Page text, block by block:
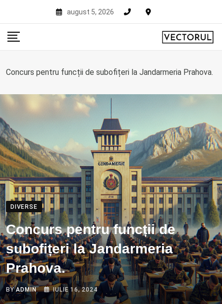
content
august 5, 2026
Concurs pentru funcții de subofițeri la Jandarmeria Prahova.
DIVERSE
Concurs pentru funcții de
subofițeri la Jandarmeria
Prahova.
BYADMIN IULIE 16, 2024